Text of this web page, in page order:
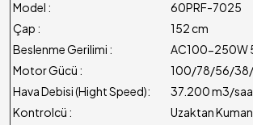
Model :
60PRF-7025
Çap :
152 cm
Beslenme Gerilimi :
AC100-250W
Motor Gücü :
100/78/56/
Hava Debisi (Hight Speed):
37.200 m3/
Kontrolcü :
Uzaktan